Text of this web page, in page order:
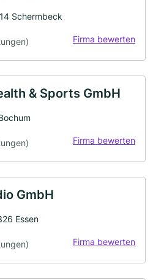
Schermbeck
Firma bewerten
& Sports GmbH
Firma bewerten
GmbH
Essen
Firma bewerten